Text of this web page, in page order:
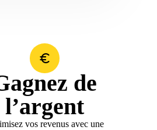
de
l’argent
vos revenus avec une